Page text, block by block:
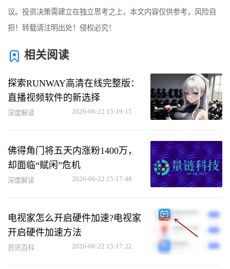
议。投资决策需建立在独立思考之上，本文内容仅供参考，风险自
担！转载请注明出处！侵权必究！
相关阅读
探索RUNWAY高清在线完整版：
直播视频软件的新选择
深度解读 2026-06-22 15:19:15
佛得角门将五天内涨粉1400万，
却面临“赋闲”危机
深度解读 2026-06-22 15:17:48
电视家怎么开启硬件加速?电视家
开启硬件加速方法
资讯百科 2026-06-22 15:17:22